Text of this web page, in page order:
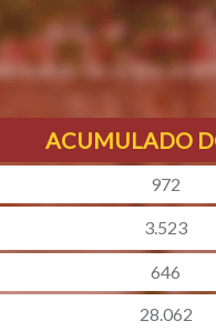
ACUMULADO
972
3.523
646
28.062